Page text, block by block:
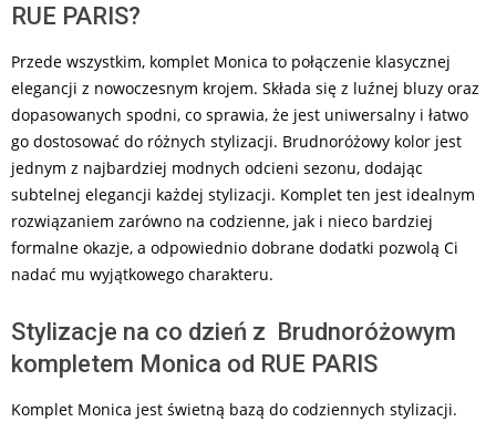
RUE PARIS?
Przede wszystkim, komplet Monica to połączenie klasycznej
elegancji z nowoczesnym krojem. Składa się z luźnej bluzy oraz
dopasowanych spodni, co sprawia, że jest uniwersalny i łatwo
go dostosować do różnych stylizacji. Brudnoróżowy kolor jest
jednym z najbardziej modnych odcieni sezonu, dodając
subtelnej elegancji każdej stylizacji. Komplet ten jest idealnym
rozwiązaniem zarówno na codzienne, jak i nieco bardziej
formalne okazje, a odpowiednio dobrane dodatki pozwolą Ci
nadać mu wyjątkowego charakteru.
Stylizacje na co dzień z Brudnoróżowym
kompletem Monica od RUE PARIS
Komplet Monica jest świetną bazą do codziennych stylizacji.